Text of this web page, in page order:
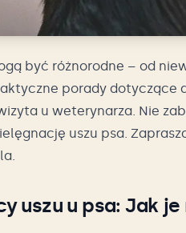
być różnorodne – od
porady dotyczące
u weterynarza. Nie
uszu psa.
uszu u psa: Jak